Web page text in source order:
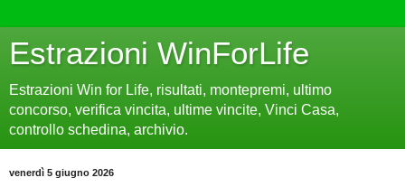
Estrazioni WinForLife
Estrazioni Win for Life, risultati, montepremi, ultimo
concorso, verifica vincita, ultime vincite, Vinci Casa,
controllo schedina, archivio.
venerdì 5 giugno 2026